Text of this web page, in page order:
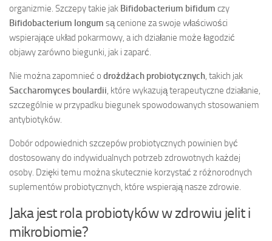
organizmie. Szczepy takie jak Bifidobacterium bifidum czy
Bifidobacterium longum są cenione za swoje właściwości
wspierające układ pokarmowy, a ich działanie może łagodzić
objawy zarówno biegunki, jak i zaparć.
Nie można zapomnieć o drożdżach probiotycznych , takich jak
Saccharomyces boulardii , które wykazują terapeutyczne działanie,
szczególnie w przypadku biegunek spowodowanych stosowaniem
antybiotyków.
Dobór odpowiednich szczepów probiotycznych powinien być
dostosowany do indywidualnych potrzeb zdrowotnych każdej
osoby. Dzięki temu można skutecznie korzystać z różnorodnych
suplementów probiotycznych, które wspierają nasze zdrowie.
Jaka jest rola probiotyków w zdrowiu jelit i
mikrobiomie?